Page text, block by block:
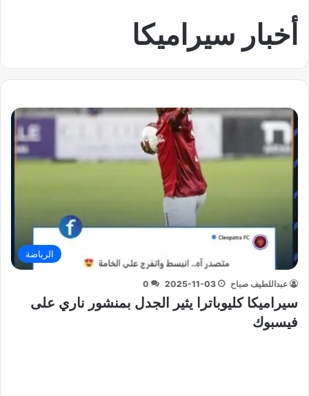
أخبار سيراميكا
الرياضة
عبداللطيف صباح 2025-11-03
0
سيراميكا كليوباترا يثير الجدل بمنشور ناري على
فيسبوك